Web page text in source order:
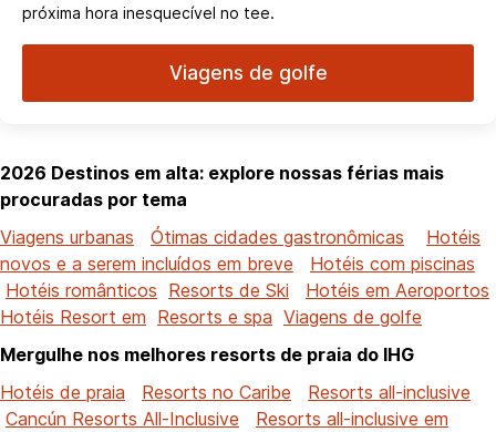
próxima hora inesquecível no tee.
Viagens de golfe
2026 Destinos em alta: explore nossas férias mais
procuradas por tema
Viagens urbanas
Ótimas cidades gastronômicas
Hotéis
novos e a serem incluídos em breve
Hotéis com piscinas
Hotéis românticos Resorts de Ski
Hotéis em Aeroportos
Hotéis Resort em Resorts e spa Viagens de golfe
Mergulhe nos melhores resorts de praia do IHG
Hotéis de praia
Resorts no Caribe
Resorts all-inclusive
Cancún Resorts All-Inclusive
Resorts all-inclusive em